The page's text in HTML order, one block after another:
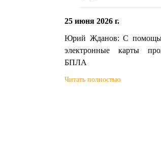
25 июня 2026 г.
Юрий Жданов: С
электронные карты
БПЛА
Читать полностью